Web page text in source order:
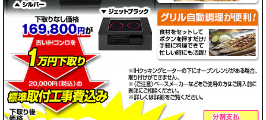
市
ガ
ス
市
ガ
ス
市
ガ
ス
市
ガ
ス